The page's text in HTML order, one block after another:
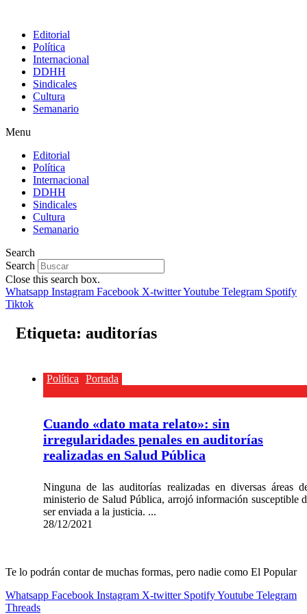
Editorial
Política
Internacional
DDHH
Sindicales
Cultura
Semanario
Menu
Editorial
Política
Internacional
DDHH
Sindicales
Cultura
Semanario
Search
Search
Close this search box.
Whatsapp Instagram Facebook X-twitterYoutube Telegram Spotify
Tiktok
Etiqueta: auditorías
Política Portada
Cuando «dato mata relato»: sin
irregularidades penales en auditorías
realizadas en Salud Pública
Ninguna de las auditorías realizadas en diversas áreas
ministerio de Salud Pública, arrojó información susceptible
ser enviada a la justicia. ...
28/12/2021
Te lo podrán contar de muchas formas, pero nadie como El Popular
Whatsapp Facebook Instagram X-twitter SpotifyYoutube Telegram
Threads